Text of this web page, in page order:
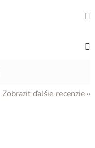
Zobraziť ďalšie recenzie